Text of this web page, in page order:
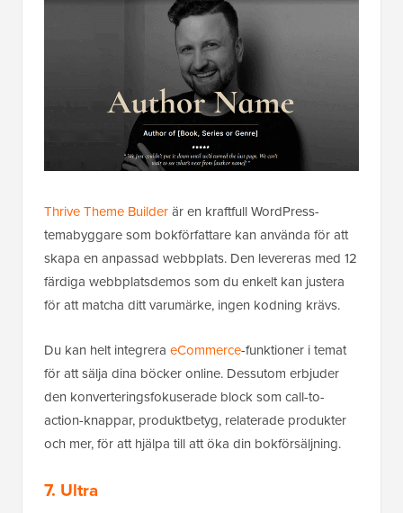
Thrive Theme Builderär en kraftfull WordPress-
temabyggare som bokförfattare kan använda för att
skapa en anpassad webbplats. Den levereras med 12
färdiga webbplatsdemos som du enkelt kan justera
för att matcha ditt varumärke, ingen kodning krävs.
Du kan helt integrera eCommerce-funktioner i temat
för att sälja dina böcker online. Dessutom erbjuder
den konverteringsfokuserade block som call-to-
action-knappar, produktbetyg, relaterade produkter
och mer, för att hjälpa till att öka din bokförsäljning.
7. Ultra